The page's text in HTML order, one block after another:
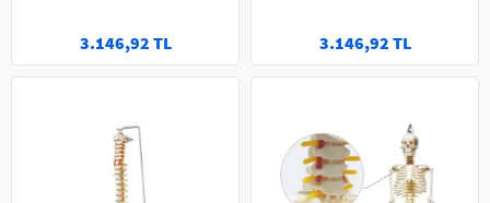
3.146,92 TL 3.146,92 TL